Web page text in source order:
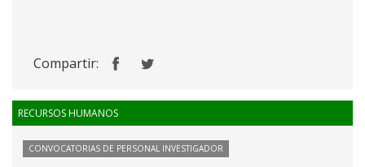
Compartir:
RECURSOS HUMANOS
CONVOCATORIAS DE PERSONAL INVESTIGADOR